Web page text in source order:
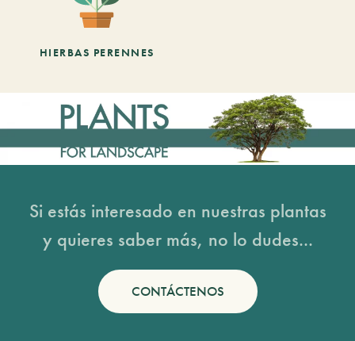
HIERBAS PERENNES
Si estás interesado en nuestras plantas
y quieres saber más, no lo dudes...
CONTÁCTENOS